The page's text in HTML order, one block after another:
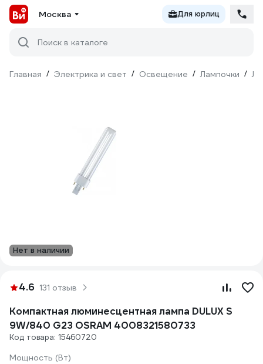
Москва Для юрлиц
Поиск в каталоге
Главная / Электрика и свет / Освещение / Лампочки /
Нет в наличии
4.6 131 отзыв
Компактная люминесцентная лампа DULUX S
9W/840 G23 OSRAM 4008321580733
Код товара: 15460720
Мощность (Вт)